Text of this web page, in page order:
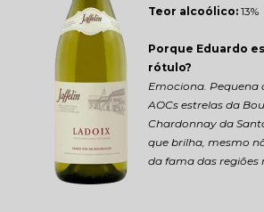
Teor alcoólico: 13%
Porque Eduardo
rótulo?
Emociona. Pequena
AOCs estrelas da
Chardonnay da
que brilha, mesmo
da fama das regiões